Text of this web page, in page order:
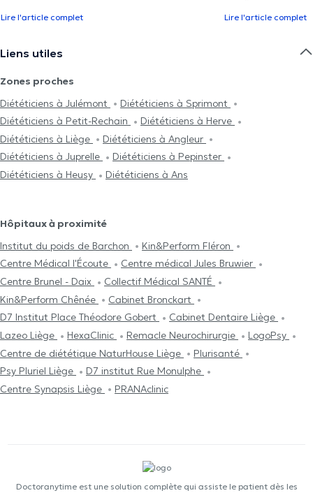
Lire l'article complet Lire l'article complet
Liens utiles
Zones proches
Diététiciens à Julémont
Diététiciens à Sprimont
Diététiciens à Petit-Rechain
Diététiciens à Herve
Diététiciens à Liège
Diététiciens à Angleur
Diététiciens à Juprelle
Diététiciens à Pepinster
Diététiciens à Heusy
Diététiciens à Ans
Hôpitaux à proximité
Institut du poids de Barchon
Kin&Perform Fléron
Centre Médical l'Écoute
Centre médical Jules Bruwier
Centre Brunel - Daix
Collectif Médical SANTÉ
Kin&Perform Chênée
Cabinet Bronckart
D7 Institut Place Théodore Gobert
Cabinet Dentaire Liège
Lazeo Liège
HexaClinic Remacle Neurochirurgie
LogoPsy
Centre de diététique NaturHouse Liège
Plurisanté
Psy Pluriel Liège
D7 institut Rue Monulphe
Centre Synapsis Liège
PRANAclinic
Doctoranytime est une solution complète qui assiste le patient dès les